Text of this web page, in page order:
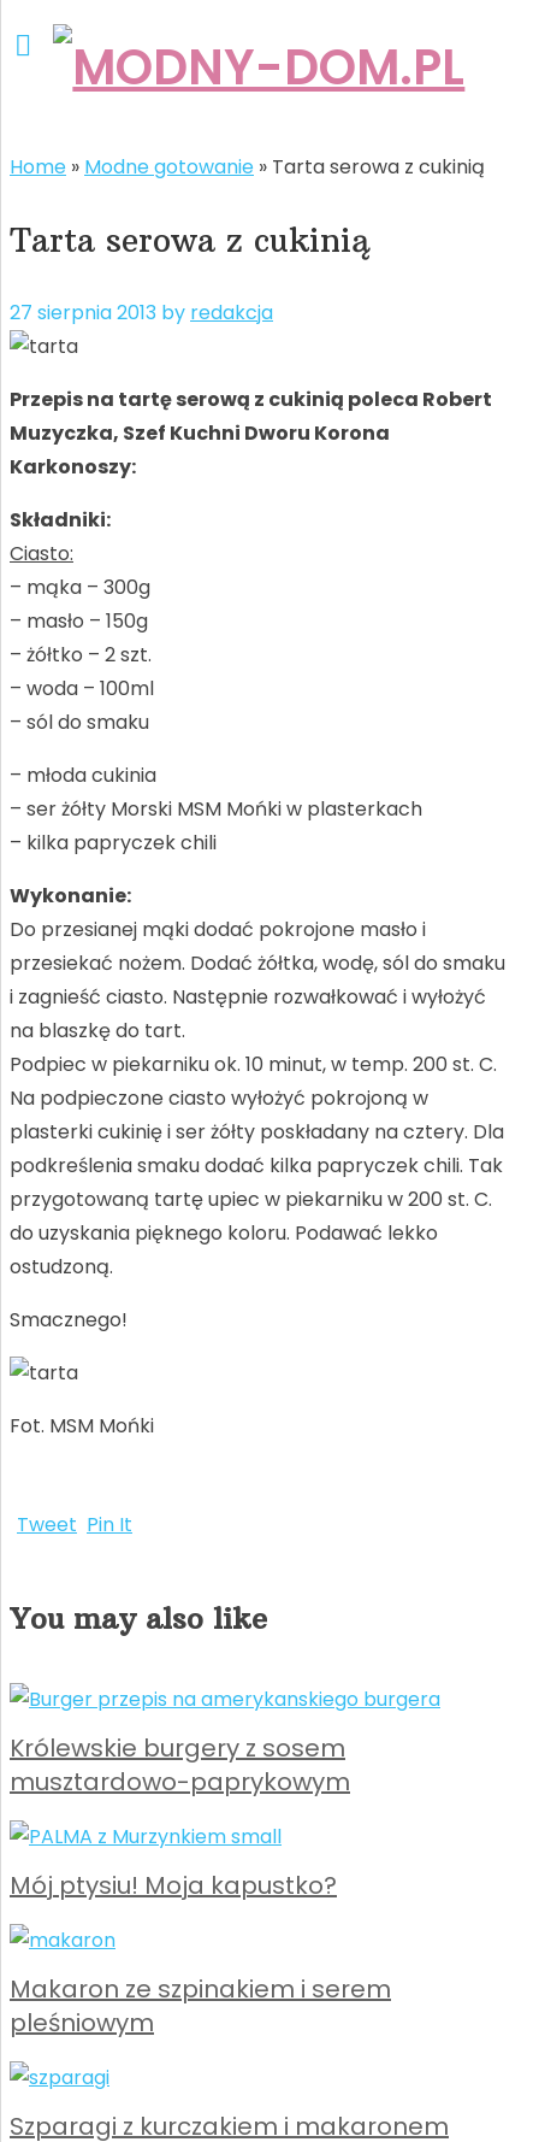
Home » Modne gotowanie » Tarta serowa z cukinią
Tarta serowa z cukinią
27 sierpnia 2013 by redakcja
Przepis na tartę serową z cukinią poleca Robert
Muzyczka, Szef Kuchni Dworu Korona
Karkonoszy:
Składniki:
Ciasto:
– mąka – 300g
– masło – 150g
– żółtko – 2 szt.
– woda – 100ml
– sól do smaku
– młoda cukinia
– ser żółty Morski MSM Mońki w plasterkach
– kilka papryczek chili
Wykonanie:
Do przesianej mąki dodać pokrojone masło i
przesiekać nożem. Dodać żółtka, wodę, sól do smaku
i zagnieść ciasto. Następnie rozwałkować i wyłożyć
na blaszkę do tart.
Podpiec w piekarniku ok. 10 minut, w temp. 200 st. C.
Na podpieczone ciasto wyłożyć pokrojoną w
plasterki cukinię i ser żółty poskładany na cztery. Dla
podkreślenia smaku dodać kilka papryczek chili. Tak
przygotowaną tartę upiec w piekarniku w 200 st. C.
do uzyskania pięknego koloru. Podawać lekko
ostudzoną.
Smacznego!
Fot. MSM Mońki
Tweet Pin It
You may also like
Królewskie burgery z sosem
musztardowo-paprykowym
Mój ptysiu! Moja kapustko?
Makaron ze szpinakiem i serem
pleśniowym
Szparagi z kurczakiem i makaronem